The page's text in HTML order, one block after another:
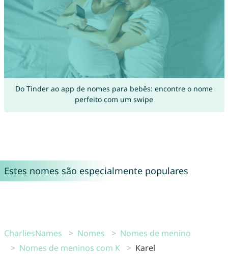
Do Tinder ao app de nomes para bebês: encontre o nome
perfeito com um swipe
Estes nomes são especialmente populares
CharliesNames Nomes
Nomes de menino
Nomes de meninos com K
Karel